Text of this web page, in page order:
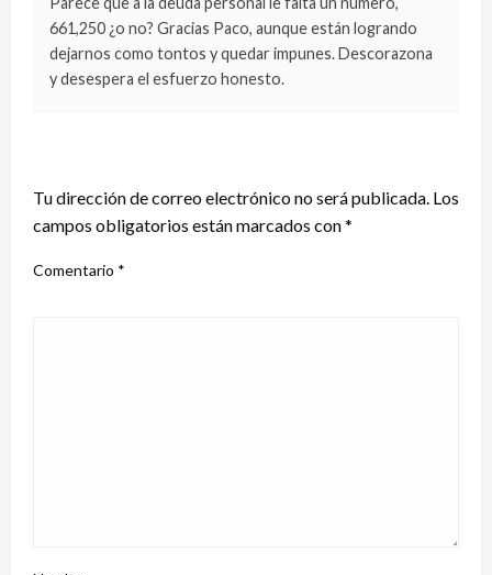
661,250 ¿o no? Gracias Paco, aunque están logrando
dejarnos como tontos y quedar impunes. Descorazona
y desespera el esfuerzo honesto.
Tu dirección de correo electrónico no será publicada. Los
campos obligatorios están marcados con*
Comentario *